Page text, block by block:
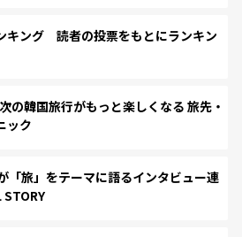
キング 読者の投票をもとにランキン
韓国旅行がもっと楽しくなる 旅先・
ック
「旅」をテーマに語るインタビュー連
STORY